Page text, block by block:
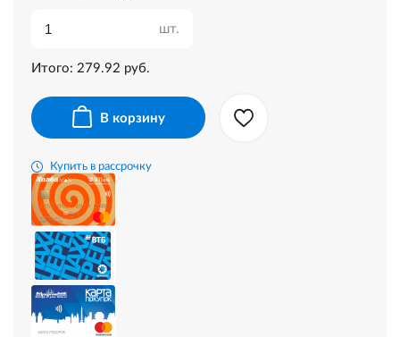
шт.
Итого: 279.92 руб.
В корзину
Купить в рассрочку